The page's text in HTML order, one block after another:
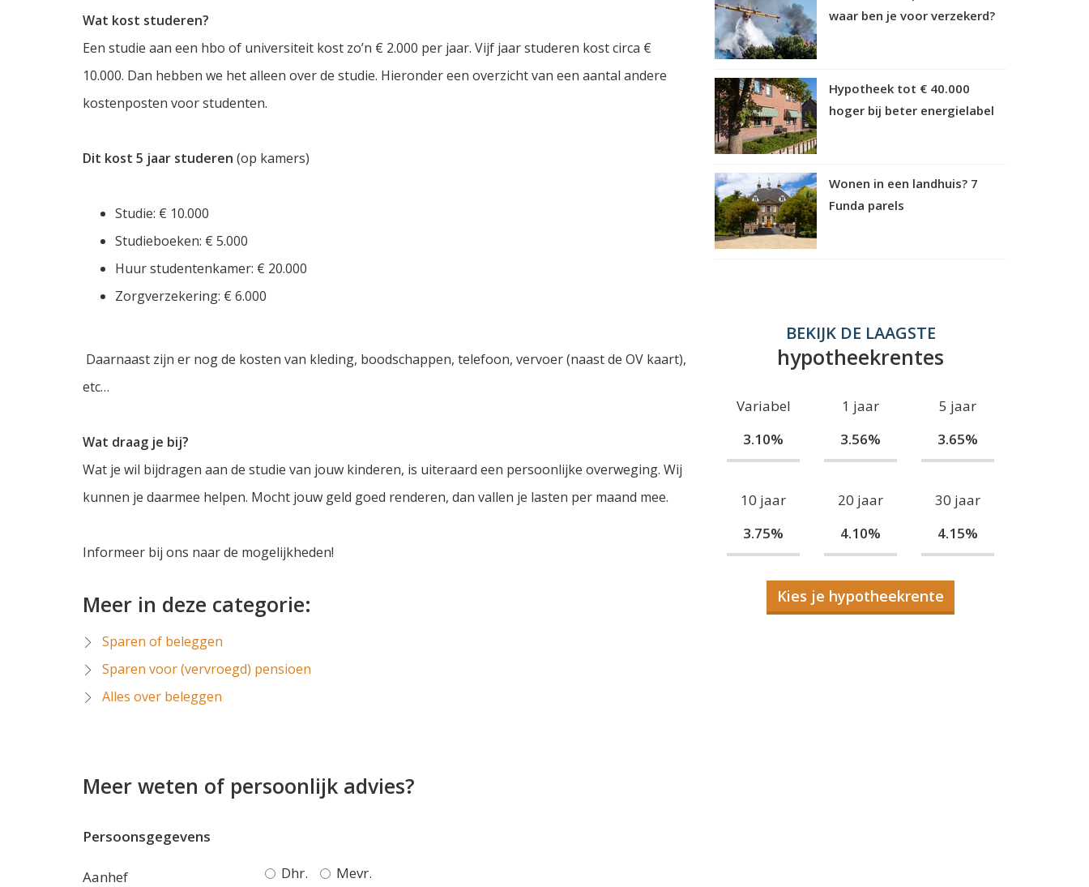
Wat kost studeren?
Een studie aan een hbo of universiteit kost zo’n € 2.000 per jaar. Vijf jaar studeren kost circa €
10.000. Dan hebben we het alleen over de studie. Hieronder een overzicht van een aantal andere
kostenposten voor studenten.
Dit kost 5 jaar studeren (op kamers)
Studie: € 10.000
Studieboeken: € 5.000
Huur studentenkamer: € 20.000
Zorgverzekering: € 6.000
Daarnaast zijn er nog de kosten van kleding, boodschappen, telefoon, vervoer (naast de OV kaart),
etc…
Wat draag je bij?
Wat je wil bijdragen aan de studie van jouw kinderen, is uiteraard een persoonlijke overweging. Wij
kunnen je daarmee helpen. Mocht jouw geld goed renderen, dan vallen je lasten per maand mee.
Informeer bij ons naar de mogelijkheden!
Meer in deze categorie:
Sparen of beleggen
Sparen voor (vervroegd) pensioen
Alles over beleggen
Meer weten of persoonlijk advies?
Persoonsgegevens
Aanhef Dhr. Mevr.
waar ben je voor verzekerd?
Hypotheek tot € 40.000
hoger bij beter energielabel
Wonen in een landhuis? 7
Funda parels
BEKIJK DE LAAGSTE
hypotheekrentes
Variabel
3.10%
1 jaar
3.56%
5 jaar
3.65%
10 jaar
3.75%
20 jaar
4.10%
30 jaar
4.15%
Kies je hypotheekrente